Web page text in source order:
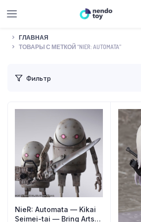
ГЛАВНАЯ
ТОВАРЫ С МЕТКОЙ “NIER: AUTOMATA”
Фильтр
NieR: Automata — Kikai
Seimei-tai — Bring Arts